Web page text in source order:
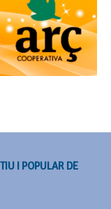
I POPULAR DE